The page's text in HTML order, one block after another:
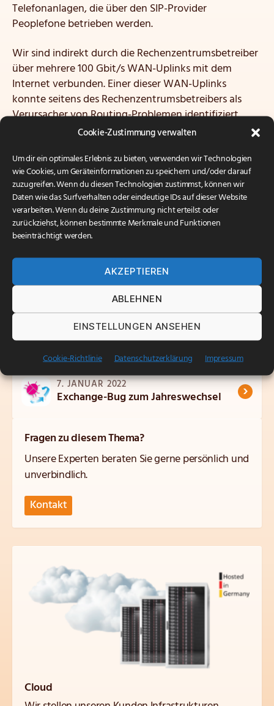
Cookie-Zustimmung verwalten
Um dir ein optimales Erlebnis zu bieten, verwenden wir Technologien
wie Cookies, um Geräteinformationen zu speichern und/oder darauf
zuzugreifen. Wenn du diesen Technologien zustimmst, können wir
Daten wie das Surfverhalten oder eindeutige IDs auf dieser Website
verarbeiten. Wenn du deine Zustimmung nicht erteilst oder
zurückziehst, können bestimmte Merkmale und Funktionen
beeinträchtigt werden.
AKZEPTIEREN
ABLEHNEN
EINSTELLUNGEN ANSEHEN
Cookie-Richtlinie Datenschutzerklärung Impressum
Telefonanlagen, die über den SIP-Provider
Peoplefone betrieben werden.
Wir sind indirekt durch die Rechenzentrumsbetreiber
über mehrere 100 Gbit/s WAN-Uplinks mit dem
Internet verbunden. Einer dieser WAN-Uplinks
konnte seitens des Rechenzentrumsbetreibers als
Verursacher von Routing-Problemen identifiziert
werden, wodurch die Verbindung verschiedener Teile
gestört ist. Leider liegt auch der SIP-Provider
Peoplefone in einem Segment, dessen
Kommunikation gestört ist.
Die Störung konnte inzwischen behoben werden. Wir
entschuldigen uns auch im Namen unserer Partner
Behebung des Problems gearbeitet haben, für die
Beeinträchtigungen.
Verwandte Artikel
7. JANUAR 2022
Exchange-Bug zum Jahreswechsel ›
Fragen zu diesem Thema?
Unsere Experten beraten Sie gerne persönlich und
unverbindlich.
Kontakt
Cloud